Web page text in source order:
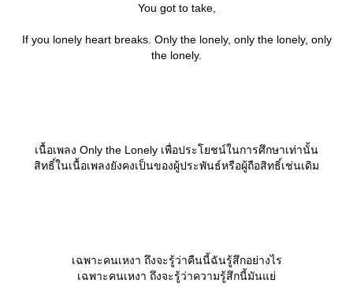
You got to take,
If you lonely heart breaks. Only the lonely, only the lonely, only
the lonely.
เนื้อเพลง Only the Lonely เพื่อประโยชน์ในการศึกษาเท่านั้น
สิทธิ์ในเนื้อเพลงยังคงเป็นของผู้ประพันธ์หรือผู้ถือสิทธิ์เช่นเดิม
เฉพาะคนเหงา ถึงจะรู้ว่าคืนนี้ฉันรู้สึกอย่างไร
เฉพาะคนเหงา ถึงจะรู้ว่าความรู้สึกนี้มันแย่